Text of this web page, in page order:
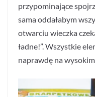
przypominające
sama oddałabym
otwarciu wieczka
ładne!”. Wszystkie
naprawdę na